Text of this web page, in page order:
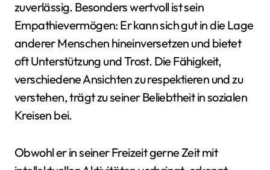
zuverlässig. Besonders wertvoll ist sein
Empathievermögen: Er kann sich gut in die Lage
anderer Menschen hineinversetzen und bietet
oft Unterstützung und Trost. Die Fähigkeit,
verschiedene Ansichten zu respektieren und zu
verstehen, trägt zu seiner Beliebtheit in sozialen
Kreisen bei.
Obwohl er in seiner Freizeit gerne Zeit mit